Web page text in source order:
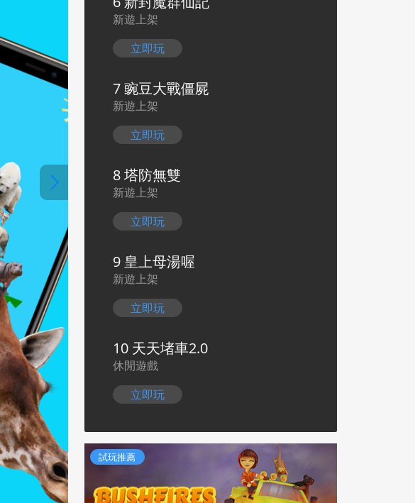
新遊上架
立即玩
7 豌豆大戰僵屍
新遊上架
立即玩
8 塔防無雙
新遊上架
立即玩
9 皇上母湯喔
新遊上架
立即玩
10 天天堵車2.0
休閒遊戲
立即玩
試玩推薦